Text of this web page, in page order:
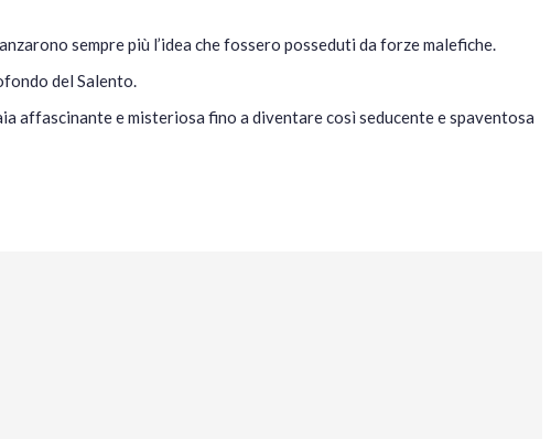
sempre più l’idea che fossero posseduti da forze malefiche.
del Salento.
affascinante e misteriosa fino a diventare così seducente e spaventosa